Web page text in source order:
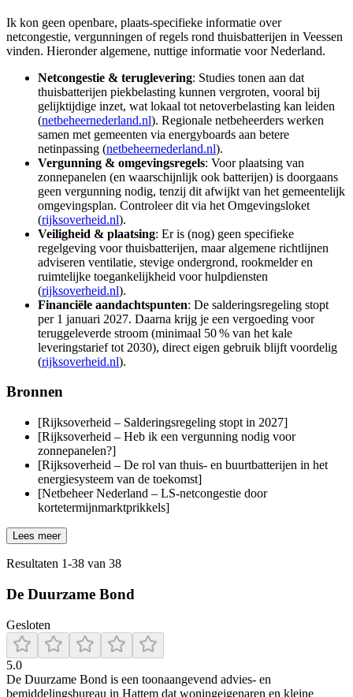
Ik kon geen openbare, plaats-specifieke informatie over
netcongestie, vergunningen of regels rond thuisbatterijen in Veessen
vinden. Hieronder algemene, nuttige informatie voor Nederland.
Netcongestie & teruglevering: Studies tonen aan dat
thuisbatterijen piekbelasting kunnen vergroten, vooral bij
gelijktijdige inzet, wat lokaal tot netoverbelasting kan leiden
(netbeheernederland.nl). Regionale netbeheerders werken
samen met gemeenten via energyboards aan betere
netinpassing (netbeheernederland.nl).
Vergunning & omgevingsregels: Voor plaatsing van
zonnepanelen (en waarschijnlijk ook batterijen) is doorgaans
geen vergunning nodig, tenzij dit afwijkt van het gemeentelijk
omgevingsplan. Controleer dit via het Omgevingsloket
(rijksoverheid.nl).
Veiligheid & plaatsing: Er is (nog) geen specifieke
regelgeving voor thuisbatterijen, maar algemene richtlijnen
adviseren ventilatie, stevige ondergrond, rookmelder en
ruimtelijke toegankelijkheid voor hulpdiensten
(rijksoverheid.nl).
Financiële aandachtspunten: De salderingsregeling stopt
per 1 januari 2027. Daarna krijg je een vergoeding voor
teruggeleverde stroom (minimaal 50 % van het kale
leveringstarief tot 2030), direct eigen gebruik blijft voordelig
(rijksoverheid.nl).
Bronnen
[Rijksoverheid – Salderingsregeling stopt in 2027]
[Rijksoverheid – Heb ik een vergunning nodig voor
zonnepanelen?]
[Rijksoverheid – De rol van thuis- en buurtbatterijen in het
energiesysteem van de toekomst]
[Netbeheer Nederland – LS‑netcongestie door
kortetermijnmarktprikkels]
Lees meer
Resultaten 1-38 van 38
De Duurzame Bond
Gesloten
5.0
De Duurzame Bond is een toonaangevend advies- en
bemiddelingsbureau in Hattem dat woningeigenaren en kleine